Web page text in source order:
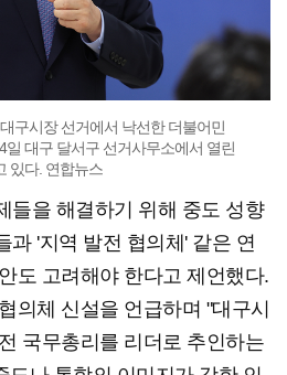
구시장 선거에서 낙선한 더불어민
일 대구 달서구 선거사무소에서 열린
있다. 연합뉴스
들을 해결하기 위해 중도 성향
과 '지역 발전 협의체' 같은 연
도 고려해야 한다고 제언했다.
의체 신설을 언급하며 "대구시
국무총리를 리더로 추인하는